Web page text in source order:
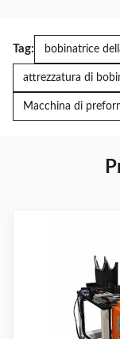
Tag: bobinatrice
attrezzatura di
Macchina di